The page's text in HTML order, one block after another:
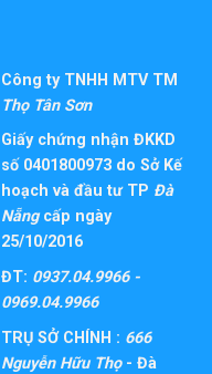
Công ty TNHH MTV TM
Thọ Tân Sơn
Giấy chứng nhận ĐKKD
số 0401800973 do Sở Kế
hoạch và đầu tư TP Đà
Nẵngcấp ngày
25/10/2016
ĐT: 0937.04.9966 -
0969.04.9966
TRỤ SỞ CHÍNH : 666
Nguyễn Hữu Thọ- Đà